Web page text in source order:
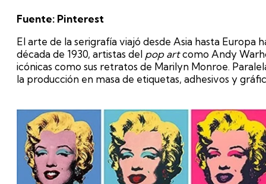
Fuente: Pinterest
El arte de la serigrafía viajó desde Asia hasta Europa
década de 1930, artistas del pop artcomo Andy
icónicas como sus retratos de Marilyn Monroe.
la producción en masa de etiquetas, adhesivos y